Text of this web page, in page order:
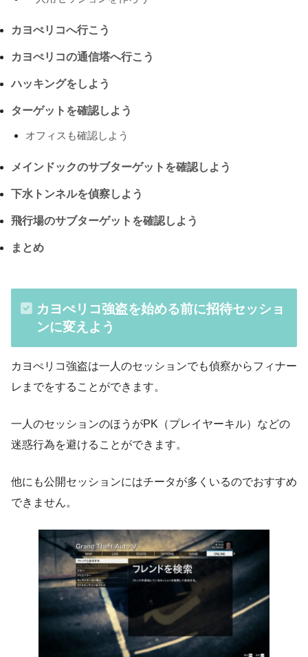
カヨぺリコへ行こう
カヨぺリコの通信塔へ行こう
ハッキングをしよう
ターゲットを確認しよう
オフィスも確認しよう
メインドックのサブターゲットを確認しよう
下水トンネルを偵察しよう
飛行場のサブターゲットを確認しよう
まとめ
カヨぺリコ強盗を始める前に招待セッショ
ンに変えよう
カヨぺリコ強盗は一人のセッションでも偵察からフィナー
レまでをすることができます。
一人のセッションのほうがPK（プレイヤーキル）などの
迷惑行為を避けることができます。
他にも公開セッションにはチータが多くいるのでおすすめ
できません。